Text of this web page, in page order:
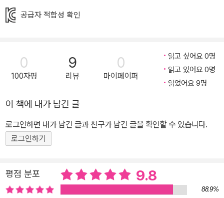
긴 마찬가지였지요. 그러던 어느 날, 리나는 세상의 모든 소리를 다루
엇이냐고요? 그건 바로 엄마가 잠을 푹 자는 거예요. 하지만 엄마의
꿈속 깊을 곳으로 갈 때 엄청나게 무서운 일이 일어날 수도 있다고 해
요. 리나는 세상에서 무서운 걸 제일 싫어해요. 그런 리나가 엄마를 위
해 소리 마녀와 함께 엄마의 꿈속 깊은 곳으로 갈 수 있을까요? “저
소리가 안 들린다고?” 간절한 마음이 있는 사람에게만 들리는 피리
소리 리나의 엄마는 항상 불면증에 시달려요. 그래서 리나의 소원은
엄마가 푹 자는 거예요. 잠을 못 자서 힘들어하는 엄마에게 아무것도
소리만으로도 지난 시절 기억을 떠오르게 할 수 있다고 했어요. 좋은
기분을 다시 느끼고 싶으면 좋았을 때 들은 소리를 다시 들으면 된다
고요. 그 말을 듣는 순간 리나에게 좋은 생각이 떠올랐어요. 엄마가 어
공급자 적합성 확인
0
100자평
9
리뷰
0
마이페이퍼
읽고 싶어요 0명
읽고 있어요 0명
읽었어요 9명
이 책에 내가 남긴 글
로그인하면 내가 남긴 글과 친구가 남긴 글을 확인할 수 있습니다.
로그인하기
평점 분포 9.8
88.9%